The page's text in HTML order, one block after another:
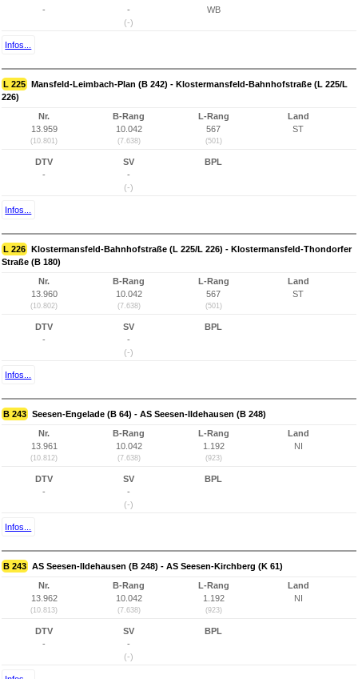
-
-
(-)
WB
Infos...
L 225 Mansfeld-Leimbach-Plan (B 242) - Klostermansfeld-Bahnhofstraße (L 225/L
226)
Nr.
13.959
(10.801)
B-Rang
10.042
(7.638)
L-Rang
567
(501)
Land
ST
DTV
-
SV
-
(-)
BPL
Infos...
L 226 Klostermansfeld-Bahnhofstraße (L 225/L 226) - Klostermansfeld-Thondorfer
Straße (B 180)
Nr.
13.960
(10.802)
B-Rang
10.042
(7.638)
L-Rang
567
(501)
Land
ST
DTV
-
SV
-
(-)
BPL
Infos...
B 243 Seesen-Engelade (B 64) - AS Seesen-Ildehausen (B 248)
Nr.
13.961
(10.812)
B-Rang
10.042
(7.638)
L-Rang
1.192
(923)
Land
NI
DTV
-
SV
-
(-)
BPL
Infos...
B 243 AS Seesen-Ildehausen (B 248) - AS Seesen-Kirchberg (K 61)
Nr.
13.962
(10.813)
B-Rang
10.042
(7.638)
L-Rang
1.192
(923)
Land
NI
DTV
-
SV
-
(-)
BPL